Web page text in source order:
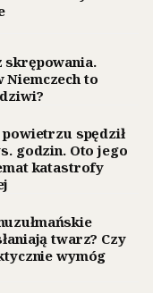
skrępowania.
Niemczech to
spędził
godzin. Oto jego
katastrofy
twarz? Czy
wymóg